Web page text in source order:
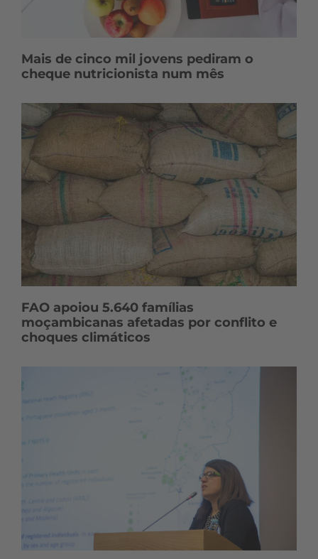
Mais de cinco mil jovens pediram o
cheque nutricionista num mês
FAO apoiou 5.640 famílias
moçambicanas afetadas por conflito e
choques climáticos